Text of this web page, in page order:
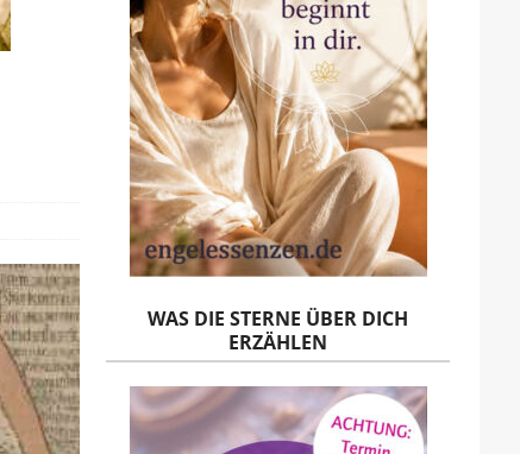
WAS DIE STERNE ÜBER DICH
ERZÄHLEN